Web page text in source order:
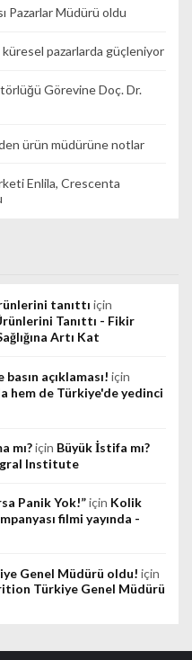
Pazarlar Müdürü oldu
küresel pazarlarda güçleniyor
Görevine Doç. Dr.
ürün müdürüne notlar
Enlila, Crescenta
tanıttı için
Tanıttı - Fikir
Artı Kat
açıklaması! için
hem de Türkiye'de yedinci
mı?için Büyük İstifa mı?
Institute
Panik Yok!”için Kolik
filmi yayında -
Genel Müdürü oldu! için
Türkiye Genel Müdürü